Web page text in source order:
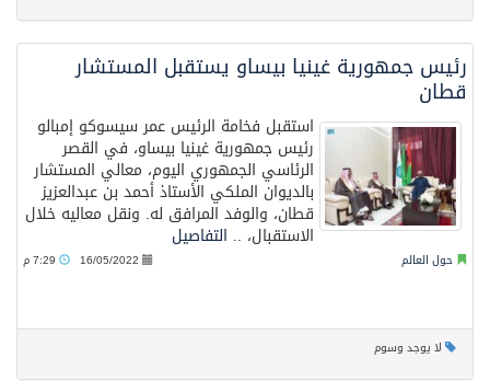
رئيس جمهورية غينيا بيساو يستقبل المستشار
قطان
استقبل فخامة الرئيس عمر سيسوكو إمبالو
رئيس جمهورية غينيا بيساو، في القصر
الرئاسي الجمهوري اليوم، معالي المستشار
بالديوان الملكي الأستاذ أحمد بن عبدالعزيز
قطان، والوفد المرافق له. ونقل معاليه خلال
الاستقبال، .. التفاصيل
حول العالم 16/05/2022
لا يوجد وسوم